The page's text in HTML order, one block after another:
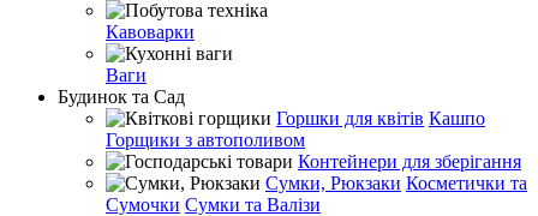
Кавоварки
Ваги
Будинок та Сад
Горшки для квітів Кашпо
Горщики з автополивом
Контейнери для зберігання
Сумки, Рюкзаки Косметички та
Сумочки Сумки та Валізи